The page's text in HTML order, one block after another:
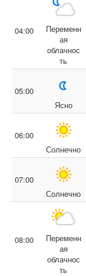
04:00
Переменн
ая
облачнос
ть
05:00
Ясно
06:00
Солнечно
07:00
Солнечно
08:00
Переменн
ая
облачнос
ть